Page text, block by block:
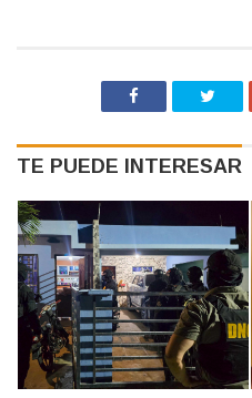
TE PUEDE INTERESAR